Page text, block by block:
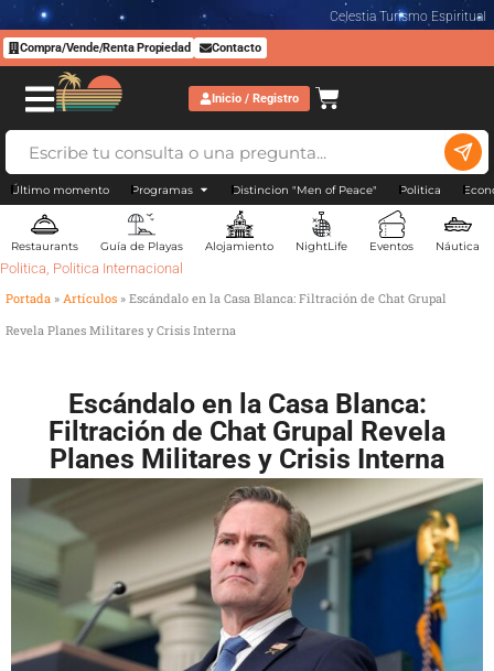
Celestia Turismo Espiritual
Compra/Vende/Renta Propiedad Contacto
Inicio / Registro
Último momento Programas Distincion "Men of Peace" Politica
Restaurants Guía de Playas Alojamiento NightLife Eventos Náutica
Politica, Politica Internacional
Portada » Artículos » Escándalo en la Casa Blanca: Filtración de Chat Grupal
Revela Planes Militares y Crisis Interna
Escándalo en la Casa Blanca:
Filtración de Chat Grupal Revela
Planes Militares y Crisis Interna